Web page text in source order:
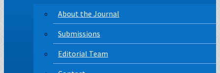
About the Journal
Submissions
Editorial Team